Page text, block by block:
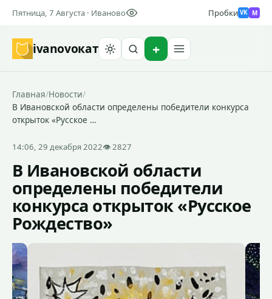
Пятница, 7 Августа · Иваново Пробки VK M
ivanovoкат
Главная/Новости/
В Ивановской области определены победители конкурса
открыток «Русское …
14:06, 29 декабря 2022👁 2827
В Ивановской области
определены победители
конкурса открыток «Русское
Рождество»